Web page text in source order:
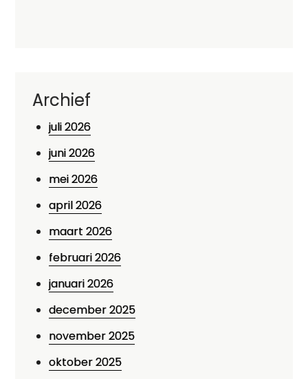
Archief
juli 2026
juni 2026
mei 2026
april 2026
maart 2026
februari 2026
januari 2026
december 2025
november 2025
oktober 2025